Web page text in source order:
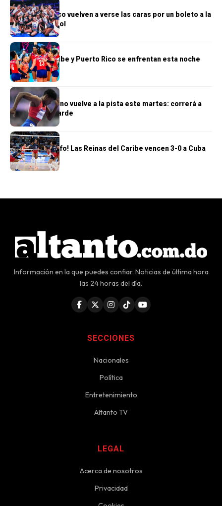
DEPORTES
RD y Puerto Rico vuelven a verse las caras por un boleto a la
final del voleibol
DEPORTES
Reinas del Caribe y Puerto Rico se enfrentan esta noche
DEPORTES
Marileidy Paulino vuelve a la pista este martes: correrá a
las 6:30 de la tarde
DEPORTES
¡Segundo triunfo! Las Reinas del Caribe vencen 3-0 a Cuba
Información en la que puedes confiar. Noticias de última hora
las 24 horas del día.
SECCIONES
Nacionales
Política
Entretenimiento
Altanto TV
LEGAL
Acerca de nosotros
Privacidad